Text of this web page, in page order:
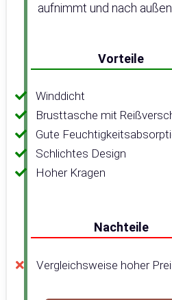
aufnimmt und nach
Vorteile
Winddicht
Brusttasche mit
Gute
Schlichtes Design
Hoher Kragen
Nachteile
Vergleichsweise hoher